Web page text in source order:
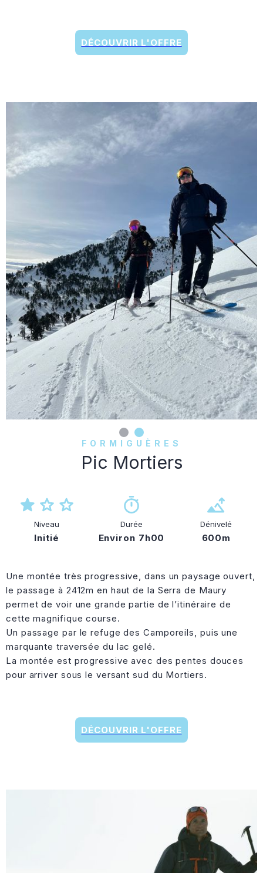
DÉCOUVRIR L'OFFRE
FORMIGUÈRES
Pic Mortiers
Niveau
Initié
Durée
Environ 7h00
Dénivelé
600m
Une montée très progressive, dans un paysage ouvert,
le passage à 2412m en haut de la Serra de Maury
permet de voir une grande partie de l’itinéraire de
cette magnifique course.
Un passage par le refuge des Camporeils, puis une
marquante traversée du lac gelé.
La montée est progressive avec des pentes douces
pour arriver sous le versant sud du Mortiers.
DÉCOUVRIR L'OFFRE